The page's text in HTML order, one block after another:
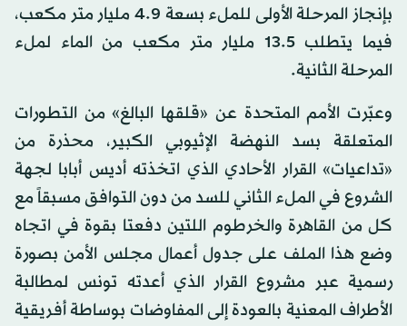
بإنجاز المرحلة الأولى للملء بسعة 4.9 مليار متر مكعب،
فيما يتطلب 13.5 مليار متر مكعب من الماء لملء
المرحلة الثانية.
وعبّرت الأمم المتحدة عن «قلقها البالغ» من التطورات
المتعلقة بسد النهضة الإثيوبي الكبير، محذرة من
«تداعيات» القرار الأحادي الذي اتخذته أديس أبابا لجهة
الشروع في الملء الثاني للسد من دون التوافق مسبقاً مع
كل من القاهرة والخرطوم اللتين دفعتا بقوة في اتجاه
وضع هذا الملف على جدول أعمال مجلس الأمن بصورة
رسمية عبر مشروع القرار الذي أعدته تونس لمطالبة
الأطراف المعنية بالعودة إلى المفاوضات بوساطة أفريقية